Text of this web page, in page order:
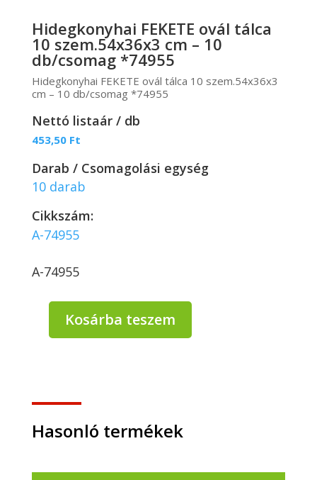
Hidegkonyhai FEKETE ovál tálca
10 szem.54x36x3 cm – 10
db/csomag *74955
Hidegkonyhai FEKETE ovál tálca 10 szem.54x36x3
cm – 10 db/csomag *74955
Nettó listaár / db
453,50 Ft
Darab / Csomagolási egység
10 darab
Cikkszám:
A-74955
A-74955
Hidegkonyhai
FEKETE
szem.54x36x3
cm
-
db/csomag
Kosárba teszem
Hasonló termékek